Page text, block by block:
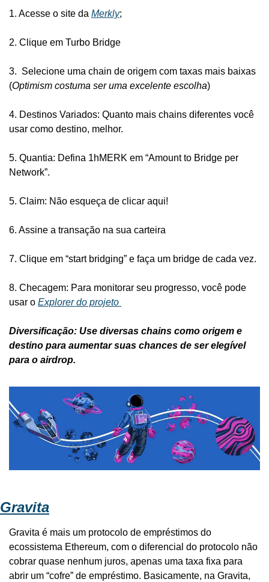
1. Acesse o site da Merkly;
2. Clique em Turbo Bridge
3.  Selecione uma chain de origem com taxas mais baixas
(Optimism costuma ser uma excelente escolha)
4. Destinos Variados: Quanto mais chains diferentes você
usar como destino, melhor.
5. Quantia: Defina 1hMERK em “Amount to Bridge per
Network”.
5. Claim: Não esqueça de clicar aqui!
6. Assine a transação na sua carteira
7. Clique em “start bridging” e faça um bridge de cada vez.
8. Checagem: Para monitorar seu progresso, você pode
usar o Explorer do projeto
Diversificação: Use diversas chains como origem e
destino para aumentar suas chances de ser elegível
para o airdrop.
Gravita
Gravita é mais um protocolo de empréstimos do
ecossistema Ethereum, com o diferencial do protocolo não
cobrar quase nenhum juros, apenas uma taxa fixa para
abrir um “cofre” de empréstimo. Basicamente, na Gravita,